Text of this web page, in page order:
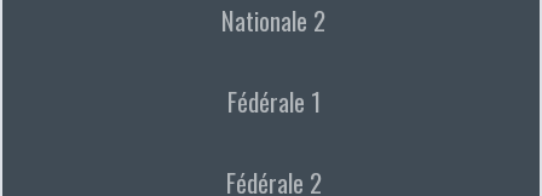
Nationale 2
Fédérale 1
Fédérale 2